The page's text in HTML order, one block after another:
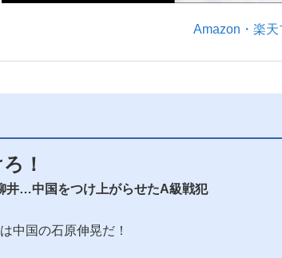
Amazon・楽
！
井…中国をつけ上がらせたA級戦犯
は中国の石原伸晃だ！